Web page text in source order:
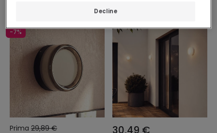
-7%
Prima 29,89 € 30,49 €
Decline